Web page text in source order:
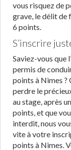
vous risquez de
grave, le délit de
6 points.
S’inscrire
Saviez-vous que
permis de
points à Nimes ?
perdre le
au stage, après
points, et que
interdit, nous
vite à votre
points à Nimes.